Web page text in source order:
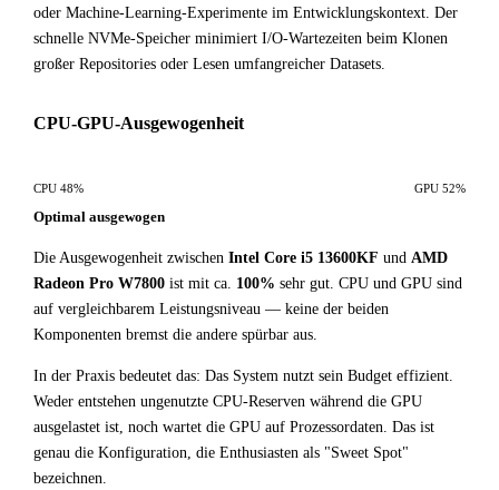
oder Machine-Learning-Experimente im Entwicklungskontext. Der
schnelle NVMe-Speicher minimiert I/O-Wartezeiten beim Klonen
großer Repositories oder Lesen umfangreicher Datasets.
CPU-GPU-Ausgewogenheit
CPU 48% GPU 52%
Optimal ausgewogen
Die Ausgewogenheit zwischen Intel Core i5 13600KF und AMD
Radeon Pro W7800 ist mit ca. 100% sehr gut. CPU und GPU sind
auf vergleichbarem Leistungsniveau — keine der beiden
Komponenten bremst die andere spürbar aus.
In der Praxis bedeutet das: Das System nutzt sein Budget effizient.
Weder entstehen ungenutzte CPU-Reserven während die GPU
ausgelastet ist, noch wartet die GPU auf Prozessordaten. Das ist
genau die Konfiguration, die Enthusiasten als "Sweet Spot"
bezeichnen.